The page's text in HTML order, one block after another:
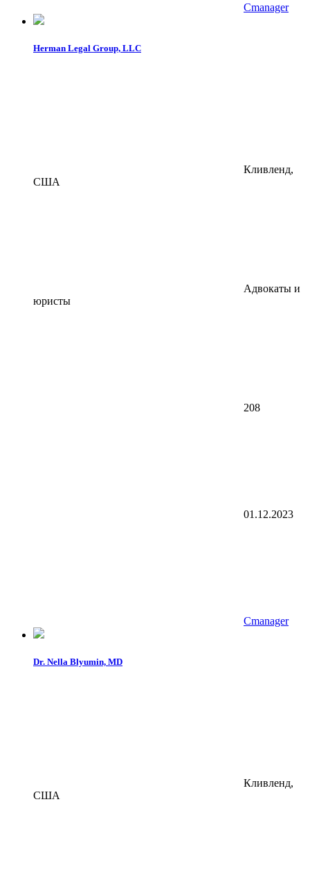
Cmanager
Herman Legal Group, LLC
Кливленд,
США
Адвокаты и
юристы
208
01.12.2023
Cmanager
Dr. Nella Blyumin, MD
Кливленд,
США